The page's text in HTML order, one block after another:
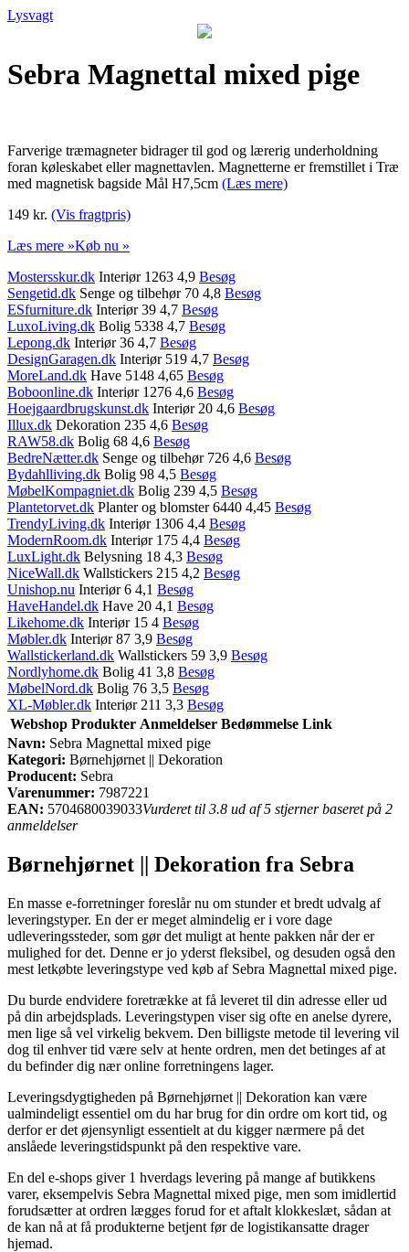
Lysvagt
Sebra Magnettal mixed pige
Farverige træmagneter bidrager til god og lærerig underholdning
foran køleskabet eller magnettavlen. Magnetterne er fremstillet i Træ
med magnetisk bagside Mål H7,5cm (Læs mere)
149 kr. (Vis fragtpris)
Læs mere »Køb nu »
Mostersskur.dk Interiør 1263 4,9 Besøg
Sengetid.dk Senge og tilbehør 70 4,8 Besøg
ESfurniture.dk Interiør 39 4,7 Besøg
LuxoLiving.dk Bolig 5338 4,7 Besøg
Lepong.dk Interiør 36 4,7 Besøg
DesignGaragen.dk Interiør 519 4,7 Besøg
MoreLand.dk Have 5148 4,65 Besøg
Boboonline.dk Interiør 1276 4,6 Besøg
Hoejgaardbrugskunst.dk Interiør 20 4,6 Besøg
Illux.dk Dekoration 235 4,6 Besøg
RAW58.dk Bolig 68 4,6 Besøg
BedreNætter.dk Senge og tilbehør 726 4,6 Besøg
Bydahlliving.dk Bolig 98 4,5 Besøg
MøbelKompagniet.dk Bolig 239 4,5 Besøg
Plantetorvet.dk Planter og blomster 6440 4,45 Besøg
TrendyLiving.dk Interiør 1306 4,4 Besøg
ModernRoom.dk Interiør 175 4,4 Besøg
LuxLight.dk Belysning 18 4,3 Besøg
NiceWall.dk Wallstickers 215 4,2 Besøg
Unishop.nu Interiør 6 4,1 Besøg
HaveHandel.dk Have 20 4,1 Besøg
Likehome.dk Interiør 15 4 Besøg
Møbler.dk Interiør 87 3,9 Besøg
Wallstickerland.dk Wallstickers 59 3,9 Besøg
Nordlyhome.dk Bolig 41 3,8 Besøg
MøbelNord.dk Bolig 76 3,5 Besøg
XL-Møbler.dk Interiør 211 3,3 Besøg
Webshop Produkter Anmeldelser Bedømmelse Link
Navn: Sebra Magnettal mixed pige
Kategori: Børnehjørnet || Dekoration
Producent: Sebra
Varenummer: 7987221
EAN: 5704680039033Vurderet til 3.8 ud af 5 stjerner baseret på 2
anmeldelser
Børnehjørnet || Dekoration fra Sebra
En masse e-forretninger foreslår nu om stunder et bredt udvalg af
leveringstyper. En der er meget almindelig er i vore dage
udleveringssteder, som gør det muligt at hente pakken når der er
mulighed for det. Denne er jo yderst fleksibel, og desuden også den
mest letkøbte leveringstype ved køb af Sebra Magnettal mixed pige.
Du burde endvidere foretrække at få leveret til din adresse eller ud
på din arbejdsplads. Leveringstypen viser sig ofte en anelse dyrere,
men lige så vel virkelig bekvem. Den billigste metode til levering vil
dog til enhver tid være selv at hente ordren, men det betinges af at
du befinder dig nær online forretningens lager.
Leveringsdygtigheden på Børnehjørnet || Dekoration kan være
ualmindeligt essentiel om du har brug for din ordre om kort tid, og
derfor er det øjensynligt essentielt at du kigger nærmere på det
anslåede leveringstidspunkt på den respektive vare.
En del e-shops giver 1 hverdags levering på mange af butikkens
varer, eksempelvis Sebra Magnettal mixed pige, men som imidlertid
forudsætter at ordren lægges forud for et aftalt klokkeslæt, sådan at
de kan nå at få produkterne betjent før de logistikansatte drager
hjemad.